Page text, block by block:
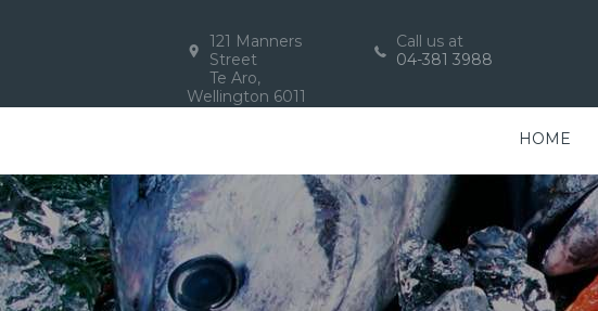
121 Manners
Street
Te Aro,
Wellington 6011
Call us at
04-381 3988
HOME